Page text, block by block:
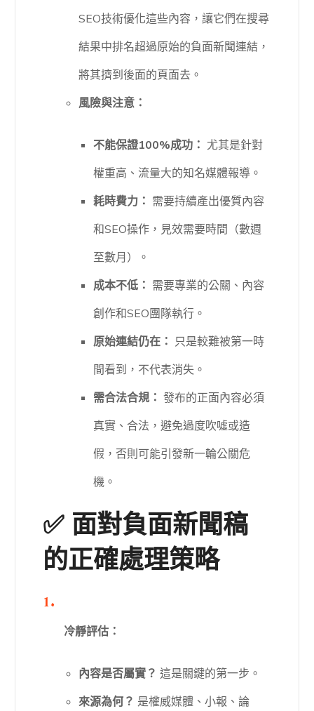
SEO技術優化這些內容，讓它們在搜尋
結果中排名超過原始的負面新聞連結，
將其擠到後面的頁面去。
風險與注意：
不能保證100%成功： 尤其是針對
權重高、流量大的知名媒體報導。
耗時費力： 需要持續產出優質內容
和SEO操作，見效需要時間（數週
至數月）。
成本不低： 需要專業的公關、內容
創作和SEO團隊執行。
原始連結仍在： 只是較難被第一時
間看到，不代表消失。
需合法合規： 發布的正面內容必須
真實、合法，避免過度吹噓或造
假，否則可能引發新一輪公關危
機。
✅ 面對負面新聞稿
的正確處理策略
冷靜評估：
內容是否屬實？ 這是關鍵的第一步。
來源為何？ 是權威媒體、小報、論